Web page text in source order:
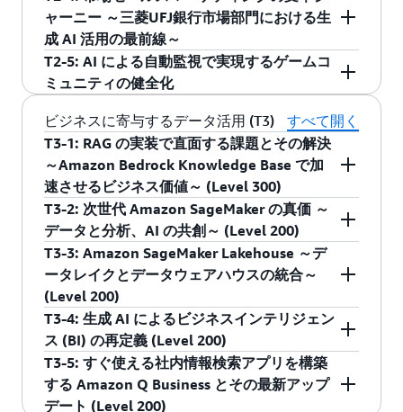
ーメーションの進捗は停滞しており、成果の出
ている割合は先を進む米国とで 3 倍近い差があ
る現状は変わっていません。本セッションで
は、AWS の 100 社を超える国内の生成 AI 本番導
入事例から、特に新規サービス・機能の組込み
やビジネスモデルの変革を成し遂げた事例に共
通する方程式を解き明かします。
アマゾン ウェブ サービス ジャパン合同会社
シニア機械学習デベロッパーリレーションズ
久保 隆宏
した。これを解決するため、電話窓口を Amazon
Connect に移行し、Amazon Connect Contact
Lens 等を活用して通話内容の書き起こしや要
約、CRM 連携を実現しました。また、Amazon
Q Business を導入し、対応水準の均一化を推進
しました。本講演では、プロジェクトで直面し
た課題や解決について詳しく紹介します。
三菱重工業株式会社
デジタルイノベーション本部
DPI部 SoEグループ 主任
山田 悠太 氏
三菱重工業株式会社
デジタルイノベーション本部
DPI部 SoEグループ
岩渕 宏樹 氏
カラクリは創業以来、独自の言語モデルの開発
を行ってきました。カラクリの LLM は AWS
Trainium を活用することで、低コストながら高
性能なモデルを実現しています。このように専
用チップを使うことで今まで手をだすことが難
しかった領域での LLM の学習も費用対効果を生
み出しやすくなってきました。今回は LLM を独
自開発する際のユースケースやそれが生み出せ
る競合優位性についてお話しします。
カラクリ株式会社
Product Management Team
取締役CPO
中山 智文 氏
ャーニー ～三菱UFJ銀行市場部門における生
成 AI 活用の最前線～
三菱UFJ銀行市場部門では、市場セールスのマー
ケティング活動に対する DX を経営計画の重要施
策として推進しています。その取り組みの一環
で、市場セールスが、よりお客さまニーズに沿
った提案活動をタイムリーに行えるよう、機械
学習や生成 AI の活用に取り組んでいます。今回
はフロント部署とエンジニアチームが密接に協
業して、短期間で生成 AI をビジネス実装に結び
付け、継続的な改善を実現している取り組みを
紹介します。
株式会社三菱UFJ銀行
市場企画部 市場エンジニアリング室
Head of Quant Innovation
堀金 哲雄 氏
T2-5: AI による自動監視で実現するゲームコ
ミュニティの健全化
ゲームコミュニティの規模拡大に伴い、人手で
の監視は限界に。弊社では AWS 上に構築した AI
システムを用いて、不適切投稿の自動検知・削
除を実現。ブランド毀損リスクを軽減しつつ、
機械学習の適用によりコミュニティの健全性を
維持。運用コストも大幅に削減。本講演ではそ
の取り組みと成果について、技術的観点から解
説します。
株式会社ゲームエイト
開発部
CTO
伊林 義博 氏
ビジネスに寄与するデータ活用 (T3)
すべて開く
T3-1: RAG の実装で直面する課題とその解決
～Amazon Bedrock Knowledge Base で加
速させるビジネス価値～ (Level 300)
RAG（Retrieval-Augmented Generation）が登場
して時が経ち、すでにナレッジ検索やチャット
ボットの用途で多く検討・実装されています。
一方で、RAG 構築の手間、精度の低さ、図表や
画像の処理の難しさ、評価の手間といった課題
に直面することも多いです。本セッションで
は、 RAG を実現するサービス Amazon Bedrock
Knowledge Bases により、それらの課題をどの
ように解決できるかについて紹介します。
T3-2: 次世代 Amazon SageMaker の真価 ～
データと分析、AI の共創～ (Level 200)
生成 AI 技術の急速な発展により、企業のデータ
活用と分析手法が大きく変化し、分析・AI ユー
スケースの収束が加速しています。本セッショ
ンでは、AWS re:Invent 2024 で発表されたデー
タ、分析、AI の統合プラットフォームである、
次世代の Amazon SageMaker をご紹介します。
次世代 SageMaker によってデータと AI を駆使し
T3-3: Amazon SageMaker Lakehouse ～デ
ータレイクとデータウェアハウスの統合～
(Level 200)
企業内のデータは多くの場合分断されており、
統合して分析するにもコストや複雑性、ガバナ
ンスに課題を抱えています。このような課題を
解決するために、AWS re:Invent 2024 で Amazon
T3-4: 生成 AI によるビジネスインテリジェン
ス (BI) の再定義 (Level 200)
近年、意思決定にはデータが必要不可欠になっ
てきています。生成 AI が BI ツールに組み込まれ
T3-5: すぐ使える社内情報検索アプリを構築
する Amazon Q Business とその最新アップ
デート (Level 200)